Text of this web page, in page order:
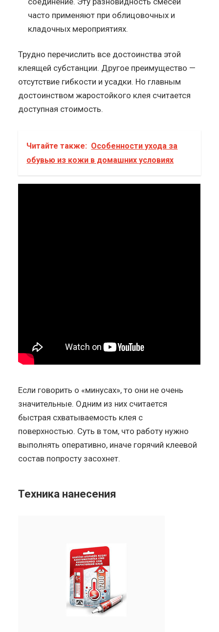
часто применяют при облицовочных и
кладочных мероприятиях.
Трудно перечислить все достоинства этой
клеящей субстанции. Другое преимущество —
отсутствие гибкости и усадки. Но главным
достоинством жаростойкого клея считается
доступная стоимость.
Читайте также: Особенности ухода за
обувью из кожи в домашних условиях
Если говорить о «минусах», то они не очень
значительные. Одним из них считается
быстрая схватываемость клея с
поверхностью. Суть в том, что работу нужно
выполнять оперативно, иначе горячий клеевой
состав попросту засохнет.
Техника нанесения